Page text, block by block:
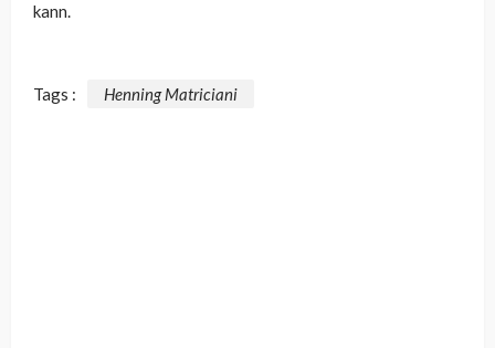
kann.
Tags : Henning Matriciani